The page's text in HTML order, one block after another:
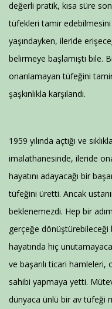
değerli pratik, kısa süre
tüfekleri tamir edebilmesini
yaşındayken, ileride
belirmeye başlamıştı bile.
onarılamayan tüfeğini
şaşkınlıkla karşılandı.
1959 yılında açtığı ve
imalathanesinde, ileride
hayatını adayacağı bir
tüfeğini üretti. Ancak
beklenemezdi. Hep bir
gerçeğe
hayatında hiç
ve başarılı ticari
sahibi yapmaya yetti.
dünyaca ünlü bir av tüfeği